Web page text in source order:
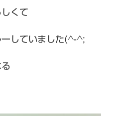
くて
ーしていました(^-^;